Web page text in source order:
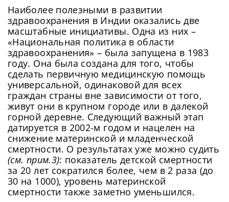
Наиболее полезными в развитии
здравоохранения в Индии оказались две
масштабные инициативы. Одна из них –
«Национальная политика в области
здравоохранения» – была запущена в 1983
году. Она была создана для того, чтобы
сделать первичную медицинскую помощь
универсальной, одинаковой для всех
граждан страны вне зависимости от того,
живут они в крупном городе или в далекой
горной деревне. Следующий важный этап
датируется в 2002-м годом и нацелен на
снижение материнской и младенческой
смертности. О результатах уже можно судить
(см. прим.3): показатель детской смертности
за 20 лет сократился более, чем в 2 раза (до
30 на 1000), уровень материнской
смертности также заметно уменьшился.